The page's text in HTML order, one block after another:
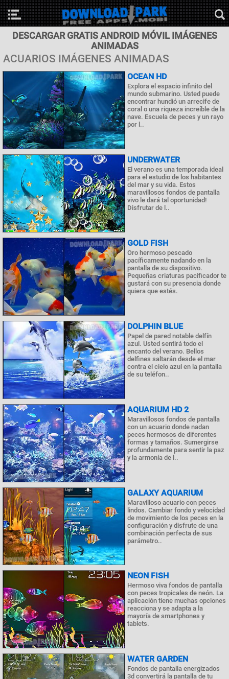
DESCARGAR GRATIS ANDROID MÓVIL IMÁGENES
ANIMADAS
ACUARIOS IMÁGENES ANIMADAS
OCEAN HD
Explora el espacio infinito del
mundo submarino. Usted puede
encontrar hundió un arrecife de
coral o una riqueza increíble de la
nave. Escuela de peces y un rayo
por l..
UNDERWATER
El verano es una temporada ideal
para el estudio de los habitantes
del mar y su vida. Estos
maravillosos fondos de pantalla
vivo le dará tal oportunidad!
Disfrutar de l..
GOLD FISH
Oro hermoso pescado
pacíficamente nadando en la
pantalla de su dispositivo.
Pequeñas criaturas pacificador te
gustará con su presencia donde
quiera que estés.
DOLPHIN BLUE
Papel de pared notable delfín
azul. Usted sentirá todo el
encanto del verano. Bellos
delfines saltarán desde el mar
contra el cielo azul en la pantalla
de su teléfon..
AQUARIUM HD 2
Maravillosos fondos de pantalla
con un acuario donde nadan
peces hermosos de diferentes
formas y tamaños. Sumergirse
profundamente para sentir la paz
y la armonía de l..
GALAXY AQUARIUM
Maravilloso acuario con peces
lindos. Cambiar fondo y velocidad
de movimiento de los peces en la
configuración y disfrute de una
combinación perfecta de sus
parámetro..
NEON FISH
Hermoso viva fondos de pantalla
con peces tropicales de neón. La
aplicación tiene muchas opciones
reacciona y se adapta a la
mayoría de smartphones y
tablets.
WATER GARDEN
Fondos de pantalla energizados
3d convertirá la pantalla de tu